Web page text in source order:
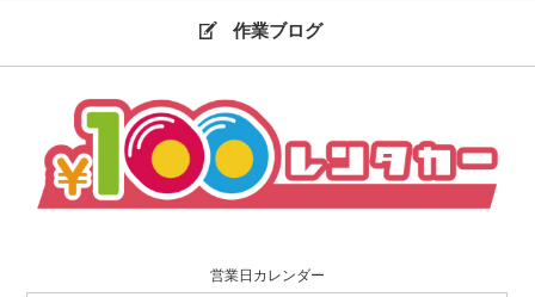
作業ブログ
営業日カレンダー